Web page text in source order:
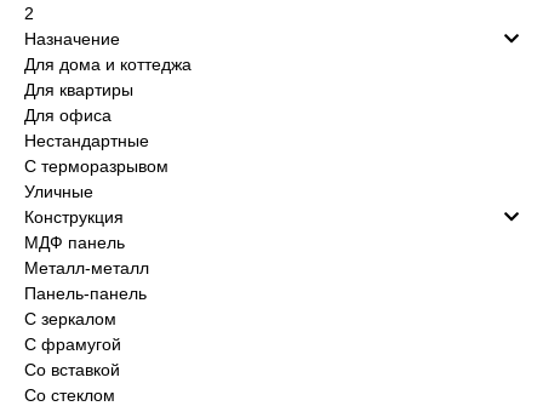
2
Назначение
Для дома и коттеджа
Для квартиры
Для офиса
Нестандартные
С терморазрывом
Уличные
Конструкция
МДФ панель
Металл-металл
Панель-панель
С зеркалом
С фрамугой
Со вставкой
Со стеклом